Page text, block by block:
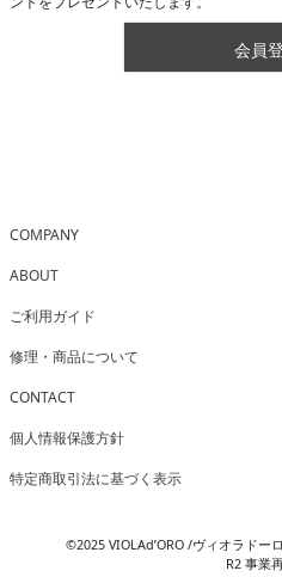
会員
COMPANY
ABOUT
ご利用ガイド
修理・商品について
CONTACT
個人情報保護方針
特定商取引法に基づく表示
©2025 VIOLAd’ORO /ヴィオラド
R2 事業